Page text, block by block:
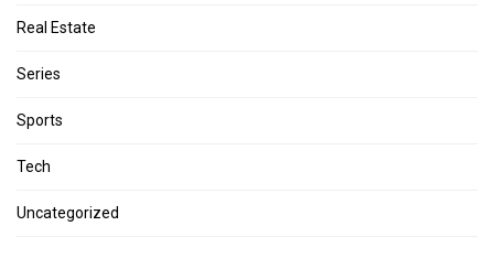
Real Estate
Series
Sports
Tech
Uncategorized